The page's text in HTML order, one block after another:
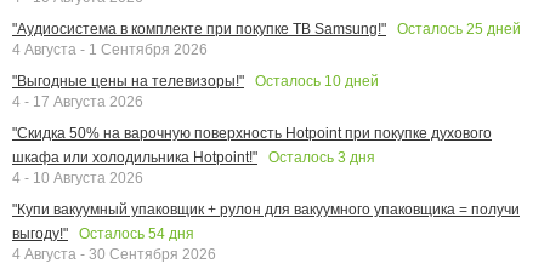
"Аудиосистема в комплекте при покупке ТВ Samsung!"
Осталось 25 дней
4 Августа - 1 Сентября 2026
"Выгодные цены на телевизоры!"
Осталось 10 дней
4 - 17 Августа 2026
"Скидка 50% на варочную поверхность Hotpoint при покупке духового
шкафа или холодильника Hotpoint!"
Осталось 3 дня
4 - 10 Августа 2026
"Купи вакуумный упаковщик + рулон для вакуумного упаковщика = получи
выгоду!"
Осталось 54 дня
4 Августа - 30 Сентября 2026